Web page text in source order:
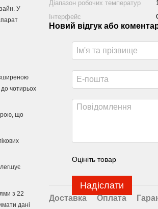
У
чотирьох
що
з 22
дані
Діапазон робочих температур
Інтерфейс
Новий відгук або
Оцініть товар
Надіслати
Доставка Оплата